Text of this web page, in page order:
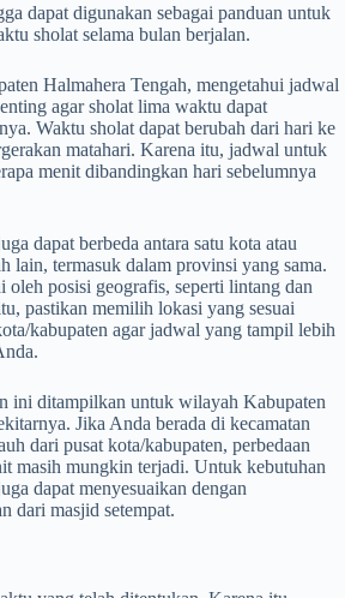
dapat digunakan sebagai panduan untuk
sholat selama bulan berjalan.
Halmahera Tengah, mengetahui jadwal
agar sholat lima waktu dapat
Waktu sholat dapat berubah dari hari ke
matahari. Karena itu, jadwal untuk
menit dibandingkan hari sebelumnya
dapat berbeda antara satu kota atau
lain, termasuk dalam provinsi yang sama.
oleh posisi geografis, seperti lintang dan
pastikan memilih lokasi yang sesuai
kabupaten agar jadwal yang tampil lebih
ini ditampilkan untuk wilayah Kabupaten
Jika Anda berada di kecamatan
dari pusat kota/kabupaten, perbedaan
masih mungkin terjadi. Untuk kebutuhan
dapat menyesuaikan dengan
dari masjid setempat.